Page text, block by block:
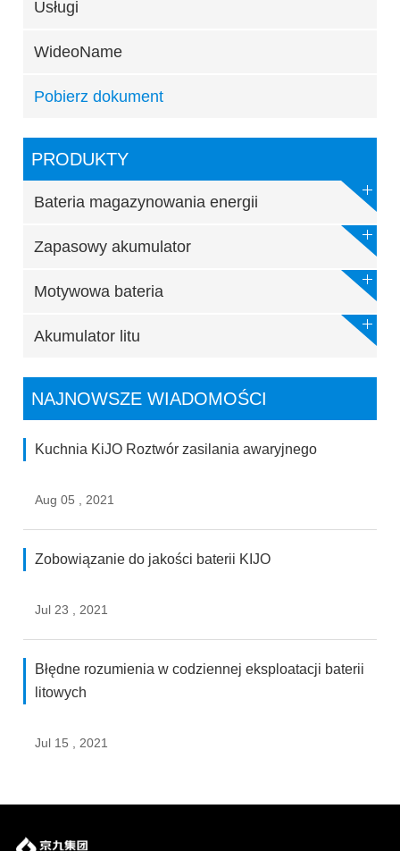
Usługi
WideoName
Pobierz dokument
PRODUKTY
Bateria magazynowania energii
Zapasowy akumulator
Motywowa bateria
Akumulator litu
NAJNOWSZE WIADOMOŚCI
Kuchnia KiJO Roztwór zasilania awaryjnego
Aug 05 , 2021
Zobowiązanie do jakości baterii KIJO
Jul 23 , 2021
Błędne rozumienia w codziennej eksploatacji baterii
litowych
Jul 15 , 2021